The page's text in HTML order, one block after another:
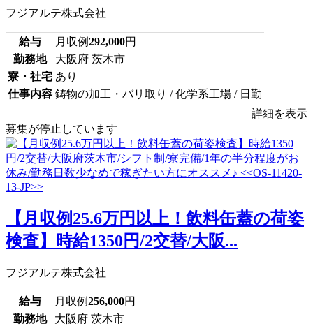
フジアルテ株式会社
給与 月収例292,000円
勤務地
大阪府 茨木市
寮・社宅 あり
仕事内容 鋳物の加工・バリ取り / 化学系工場 / 日勤
詳細を表示
募集が停止しています
【月収例25.6万円以上！飲料缶蓋の荷姿
検査】時給1350円/2交替/大阪...
フジアルテ株式会社
給与 月収例256,000円
勤務地
大阪府 茨木市